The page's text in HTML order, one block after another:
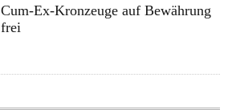
Cum-Ex-Kronzeuge auf Bewährung
frei